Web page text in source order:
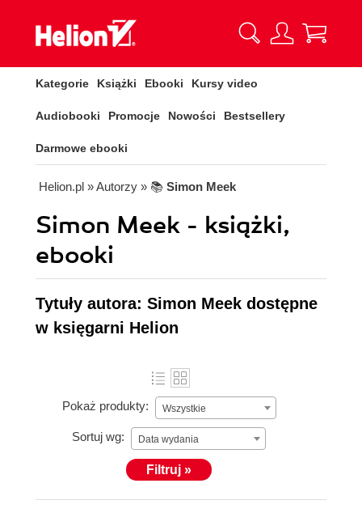
Kategorie Książki Ebooki Kursy video
Audiobooki Promocje Nowości Bestsellery
Darmowe ebooki
Helion.pl » Autorzy » 📚 Simon Meek
Simon Meek - książki,
ebooki
Tytuły autora: Simon Meek dostępne
w księgarni Helion
Pokaż produkty: Wszystkie
Sortuj wg: Data wydania
Filtruj »